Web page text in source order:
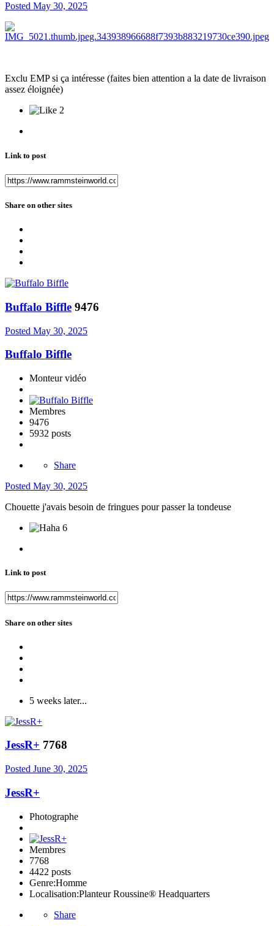
Posted May 30, 2025
Exclu EMP si ça intéresse (faites bien attention a la date de livraison
assez éloignée)
2
Link to post
Share on other sites
Buffalo Biffle 9476
Posted May 30, 2025
Buffalo Biffle
Monteur vidéo
Membres
9476
5932 posts
Share
Posted May 30, 2025
Chouette j'avais besoin de fringues pour passer la tondeuse
6
Link to post
Share on other sites
5 weeks later...
JessR+ 7768
Posted June 30, 2025
JessR+
Photographe
Membres
7768
4422 posts
Genre:Homme
Localisation:Planteur Roussine® Headquarters
Share